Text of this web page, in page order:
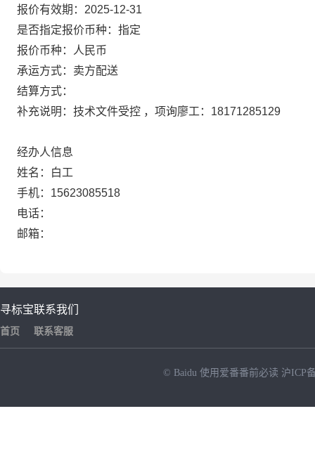
报价有效期：2025-12-31
是否指定报价币种：指定
报价币种：人民币
承运方式：卖方配送
结算方式：
补充说明：技术文件受控 ，项询廖工：18171285129
经办人信息
姓名：白工
手机：15623085518
电话：
邮箱：
寻标宝
首页
联系我们
联系客服
© Baidu 使用爱番番前必读 沪ICP